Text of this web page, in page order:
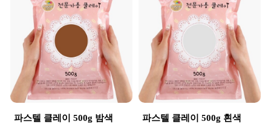
파스텔 클레이 500g 밤색 파스텔 클레이 500g 흰색